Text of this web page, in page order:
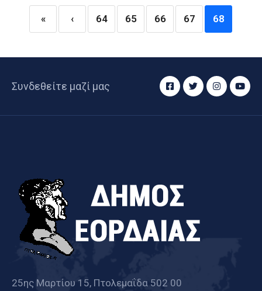
« ‹ 64 65 66 67 68
Συνδεθείτε μαζί μας
25ης Μαρτίου 15, Πτολεμαΐδα 502 00